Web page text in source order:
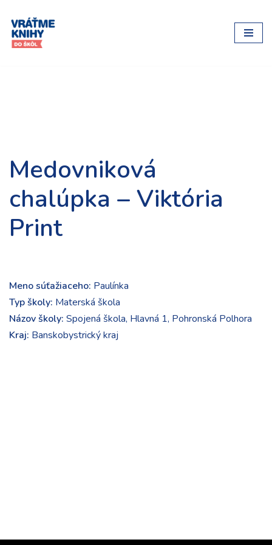
Preskočiť
na
Medovniková
chalúpka – Viktória
Print
Meno súťažiaceho: Paulínka
Typ školy: Materská škola
Názov školy: Spojená škola, Hlavná 1, Pohronská Polhora
Kraj: Banskobystrický kraj